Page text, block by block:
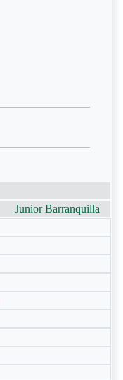
Junior Barranquilla